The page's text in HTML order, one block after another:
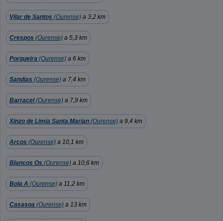
Vilar de Santos (Ourense) a 3,2 km
Crespos (Ourense) a 5,3 km
Porqueira (Ourense) a 6 km
Sandias (Ourense) a 7,4 km
Barracel(Ourense) a 7,9 km
Xinzo de Limia Santa Marian (Ourense) a 9,4 km
Arcos (Ourense) a 10,1 km
Blancos Os (Ourense) a 10,6 km
Bola A (Ourense) a 11,2 km
Casasoa (Ourense) a 13 km